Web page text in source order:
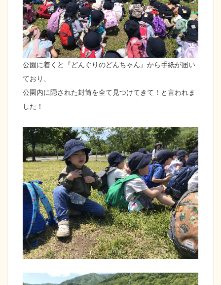
公園に着くと『どんぐりのどんちゃん』から手紙が届い
ており、
公園内に隠された封筒を全て見つけてきて！と言われま
した！